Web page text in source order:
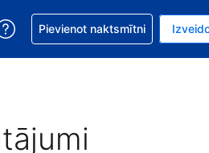
Jūsu pašreizējā valūta ir ASV
valodu. Jūsu pašreizējā valoda
Saņemiet palīdzību saistībā ar
Pievienot naktsmītni